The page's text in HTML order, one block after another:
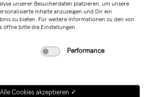
seit November 2014
unserer Besucherdaten platzieren, um unsere
Inhalte anzuzeigen und Dir ein
zu bieten. Für weitere Informationen zu den von
öffne bitte die Einstellungen.
Performance
Alle Cookies akzeptieren ✓